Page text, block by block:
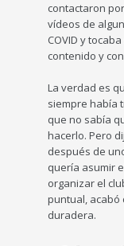
contactaron
vídeos de
COVID y
contenido y
La verdad es
siempre había
que no sabía
hacerlo. Pero
después de
quería asumir
organizar el
puntual, acabó
duradera.